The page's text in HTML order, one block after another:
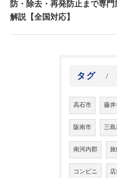
防・除去・再発防止まで専
解説【全国対応】
タグ
高石市 藤
阪南市 三島
南河内郡 旅
コンビニ